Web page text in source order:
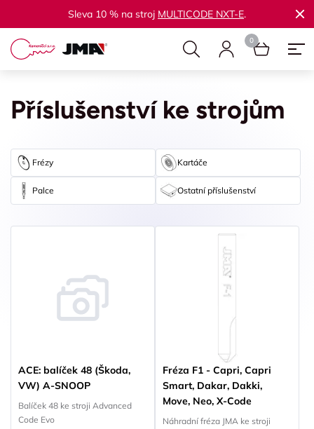
Sleva 10 % na stroj MULTICODE NXT-E.
Příslušenství ke strojům
Frézy Kartáče
Palce Ostatní příslušenství
ACE: balíček 48 (Škoda,
VW) A-SNOOP
Balíček 48 ke stroji Advanced
Code Evo
Fréza F1 - Capri, Capri
Smart, Dakar, Dakki,
Move, Neo, X-Code
Náhradní fréza JMA ke stroji